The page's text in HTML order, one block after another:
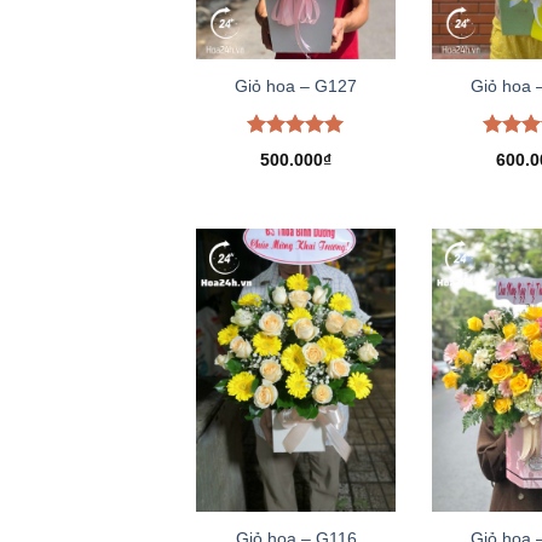
Giỏ hoa – G127
Được xếp
hạng5.00
500.000₫
Giỏ hoa
Được
hạng